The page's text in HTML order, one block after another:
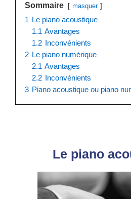
Sommaire masquer
1
Le piano acoustique
1.1 Avantages
1.2
Inconvénients
2 Le piano numérique
2.1 Avantages
2.2
Inconvénients
3 Piano acoustique ou piano
Le piano